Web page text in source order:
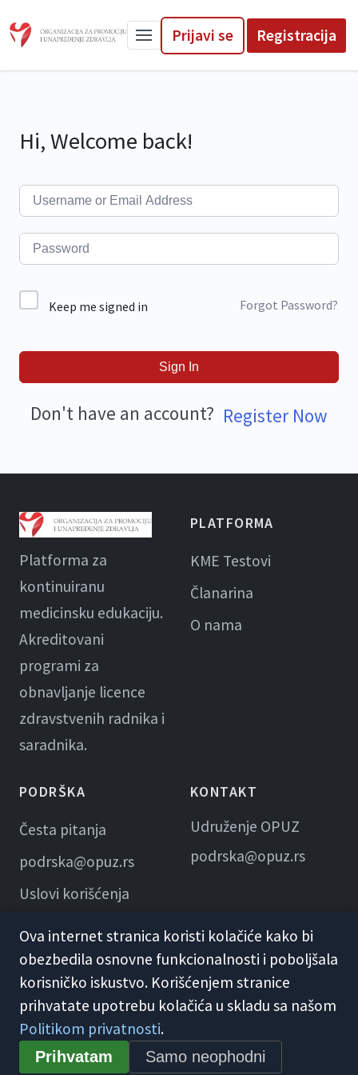
Prijavi se Registracija
Hi, Welcome back!
Keep me signed in Forgot Password?
Sign In
Don't have an account? Register Now
Platforma za
kontinuiranu
medicinsku edukaciju.
Akreditovani
programi za
obnavljanje licence
zdravstvenih radnika i
saradnika.
PLATFORMA
KME Testovi
Članarina
O nama
PODRŠKA
Česta pitanja
podrska@opuz.rs
Uslovi korišćenja
KONTAKT
Udruženje OPUZ
podrska@opuz.rs
© 2026 KME Opuz · Udruženje OPUZ
Opšti uslovi korišćenja
Ova internet stranica koristi kolačiće kako bi
obezbedila osnovne funkcionalnosti i poboljšala
korisničko iskustvo. Korišćenjem stranice
prihvatate upotrebu kolačića u skladu sa našom
Politikom privatnosti.
Prihvatam Samo neophodni